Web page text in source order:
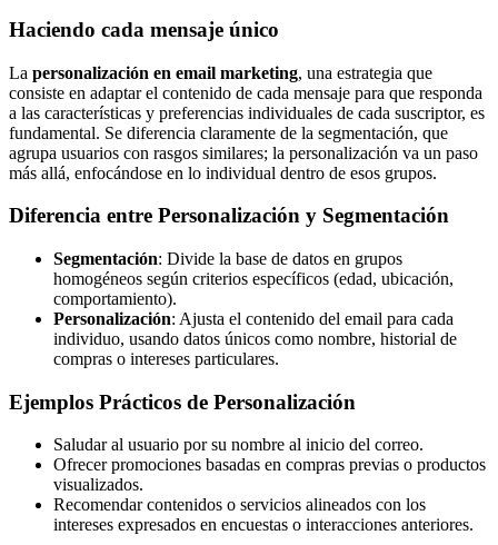
Haciendo cada mensaje único
La personalización en email marketing, una estrategia que
consiste en adaptar el contenido de cada mensaje para que responda
a las características y preferencias individuales de cada suscriptor, es
fundamental. Se diferencia claramente de la segmentación, que
agrupa usuarios con rasgos similares; la personalización va un paso
más allá, enfocándose en lo individual dentro de esos grupos.
Diferencia entre Personalización y Segmentación
Segmentación: Divide la base de datos en grupos
homogéneos según criterios específicos (edad, ubicación,
comportamiento).
Personalización: Ajusta el contenido del email para cada
individuo, usando datos únicos como nombre, historial de
compras o intereses particulares.
Ejemplos Prácticos de Personalización
Saludar al usuario por su nombre al inicio del correo.
Ofrecer promociones basadas en compras previas o productos
visualizados.
Recomendar contenidos o servicios alineados con los
intereses expresados en encuestas o interacciones anteriores.